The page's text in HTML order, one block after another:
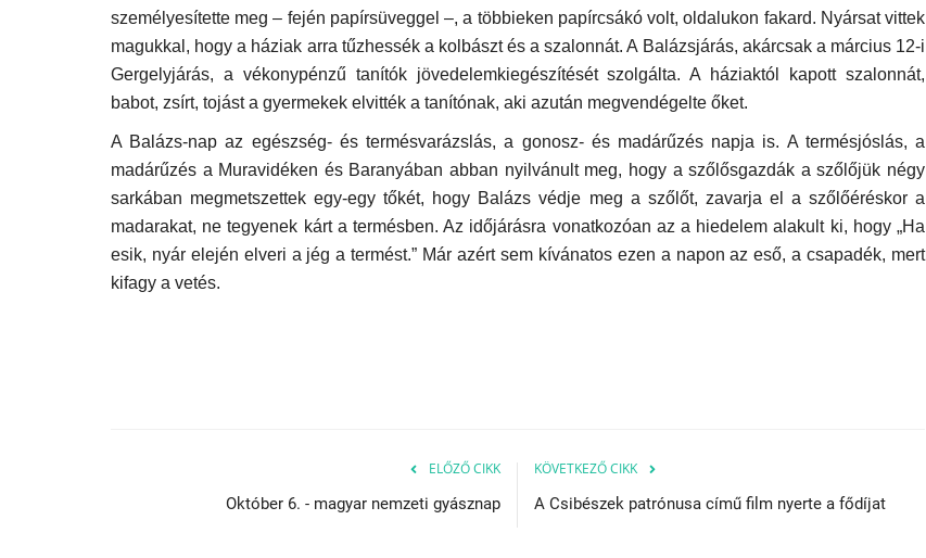
személyesítette meg – fején papírsüveggel –, a többieken papírcsákó volt, oldalukon fakard. Nyársat vittek
magukkal, hogy a háziak arra tűzhessék a kolbászt és a szalonnát. A Balázsjárás, akárcsak a március 12-i
Gergelyjárás, a vékonypénzű tanítók jövedelemkiegészítését szolgálta. A háziaktól kapott szalonnát,
babot, zsírt, tojást a gyermekek elvitték a tanítónak, aki azután megvendégelte őket.
A Balázs-nap az egészség- és termésvarázslás, a gonosz- és madárűzés napja is. A termésjóslás, a
madárűzés a Muravidéken és Baranyában abban nyilvánult meg, hogy a szőlősgazdák a szőlőjük négy
sarkában megmetszettek egy-egy tőkét, hogy Balázs védje meg a szőlőt, zavarja el a szőlőéréskor a
madarakat, ne tegyenek kárt a termésben. Az időjárásra vonatkozóan az a hiedelem alakult ki, hogy „Ha
esik, nyár elején elveri a jég a termést.” Már azért sem kívánatos ezen a napon az eső, a csapadék, mert
kifagy a vetés.
ELŐZŐ CIKK
Október 6. - magyar nemzeti gyásznap
KÖVETKEZŐ CIKK
A Csibészek patrónusa című film nyerte a fődíjat
Jul 5, 2021